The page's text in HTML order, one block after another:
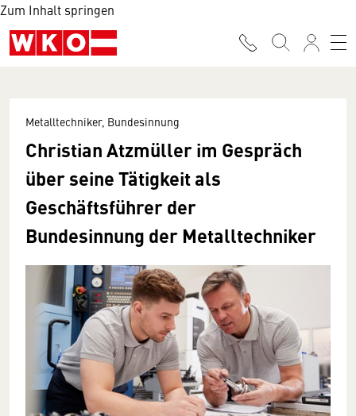
Zum Inhalt springen
Metalltechniker, Bundesinnung
Christian Atzmüller im Gespräch
über seine Tätigkeit als
Geschäftsführer der
Bundesinnung der Metalltechniker